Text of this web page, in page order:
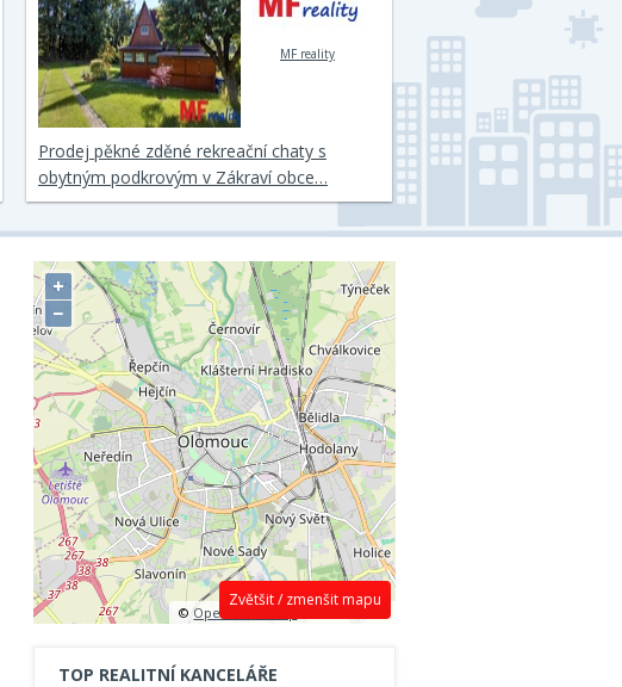
MF reality
Prodej pěkné zděné rekreační chaty s
obytným podkrovým v Zákraví obce…
Zvětšit / zmenšit mapu
+
−
©OpenStreetMap contributors.
TOP REALITNÍ KANCELÁŘE